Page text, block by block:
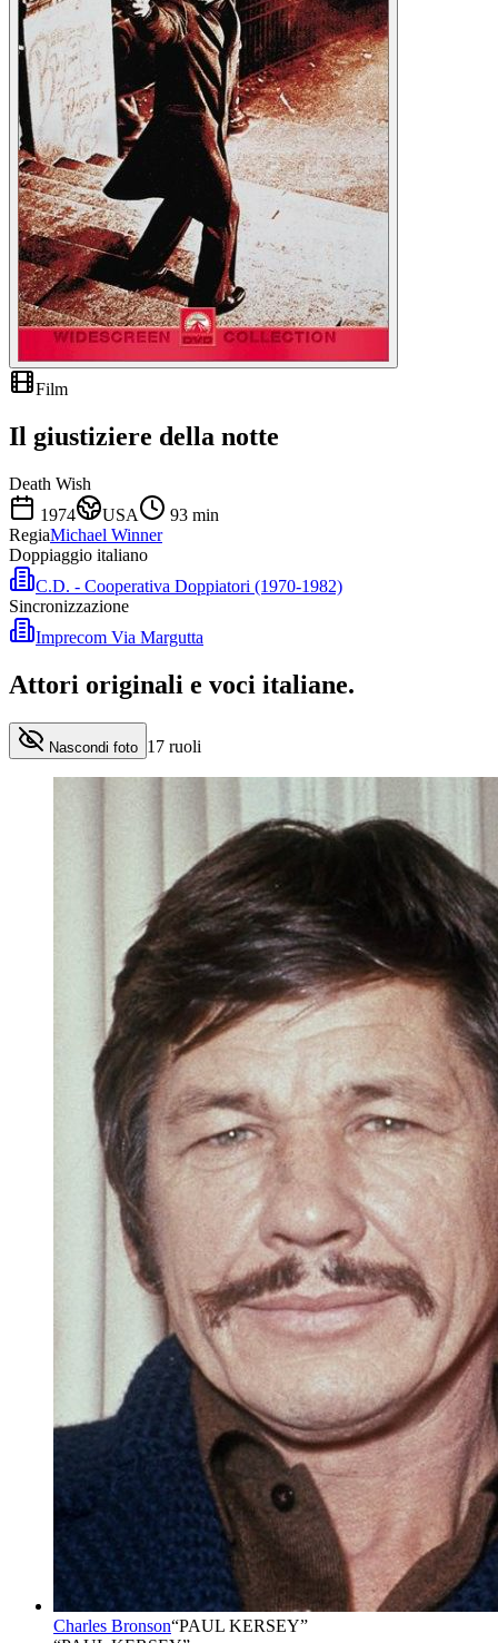
Film
Il giustiziere della notte
Death Wish
1974
USA 93 min
RegiaMichael Winner
Doppiaggio italiano
C.D. - Cooperativa Doppiatori (1970-1982)
Sincronizzazione
Imprecom Via Margutta
Attori originali e voci italiane.
Nascondi foto 17 ruoli
Charles Bronson“PAUL KERSEY”